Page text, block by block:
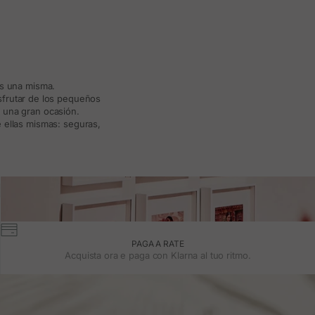
una misma.
de los pequeños
gran ocasión.
mismas: seguras,
PAGA A RATE
Acquista ora e paga con Klarna al tuo ritmo.